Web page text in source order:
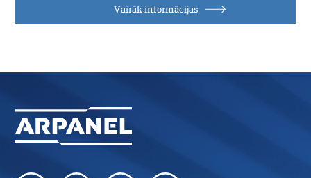
Vairāk informācijas